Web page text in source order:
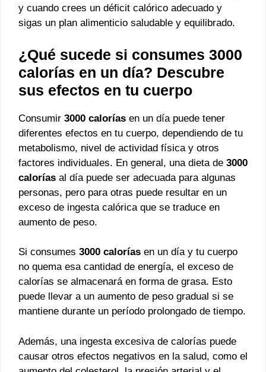
y cuando crees un déficit calórico adecuado y
sigas un plan alimenticio saludable y equilibrado.
¿Qué sucede si consumes 3000
calorías en un día? Descubre
sus efectos en tu cuerpo
Consumir 3000 calorías en un día puede tener
diferentes efectos en tu cuerpo, dependiendo de tu
metabolismo, nivel de actividad física y otros
factores individuales. En general, una dieta de 3000
calorías al día puede ser adecuada para algunas
personas, pero para otras puede resultar en un
exceso de ingesta calórica que se traduce en
aumento de peso.
Si consumes 3000 calorías en un día y tu cuerpo
no quema esa cantidad de energía, el exceso de
calorías se almacenará en forma de grasa. Esto
puede llevar a un aumento de peso gradual si se
mantiene durante un período prolongado de tiempo.
Además, una ingesta excesiva de calorías puede
causar otros efectos negativos en la salud, como el